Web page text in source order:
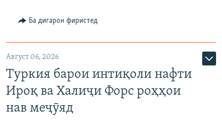
Ба дигарон фиристед
Август 06, 2026
Туркия барои интиқоли нафти
Ироқ ва Халиҷи Форс роҳҳои
нав меҷӯяд